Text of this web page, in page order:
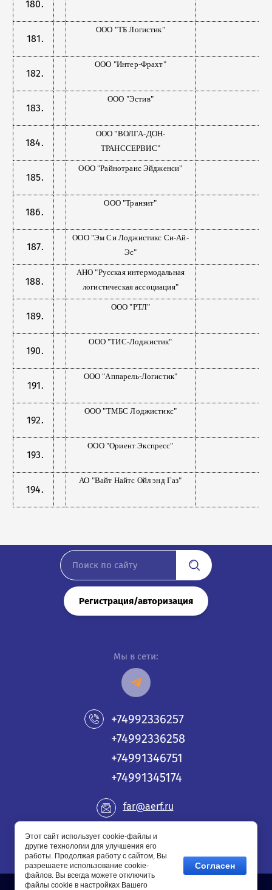
ООО "ТБ Логистик"
ООО "Интер-Фрахт"
ООО "Эстив"
ООО "ВОЛГА-ДОН-
ТРАНССЕРВИС"
ООО "Райнотранс Эйдженси"
ООО "Транзит"
ООО "Эм Си Лоджистикс Си-Ай-
Эс"
АНО "Русская интермодальная
логистическая ассоциация"
ООО "РТЛ"
ООО "ТИС-Лоджистик"
ООО "Аппарель-Логистик"
ООО "ТМБС Лоджистикс"
ООО "Ориент Экспресс"
АО "Вайт Найтс Ойл энд Газ"
Регистрация/авторизация
+74992336257
+74992336258
+74991346751
+74991345174
far@aerf.ru
РФ, 119313, Москва, ул.Гарибальди, 11, пом. XII
Мы в сети:
Этот сайт использует cookie-файлы и
другие технологии для улучшения его
работы. Продолжая работу с сайтом, Вы
разрешаете использование cookie-
файлов. Вы всегда можете отключить
файлы cookie в настройках Вашего
Согласен